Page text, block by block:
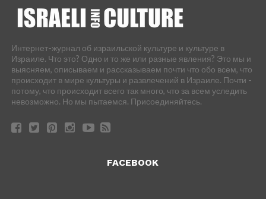
Интернет-журнал об израильской культуре и культуре в
Израиле. Что это? Одно и то же или разные явления? Это мы и
выясняем, описываем и рассказываем почти что обо всем, что
происходит в мире культуры и развлечений в Израиле. Почти -
потому, что происходит всего так много, что за всем уследить
невозможно. Но мы пытаемся. Присоединяйтесь.
FACEBOOK